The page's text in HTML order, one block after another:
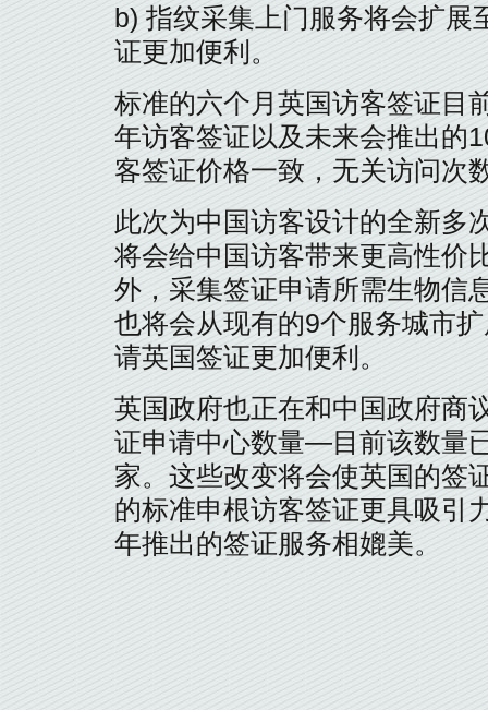
b) 指纹采集上门服务将会扩展
证更加便利。
标准的六个月英国访客签证目
年访客签证以及未来会推出的
客签证价格一致，无关访问次
此次为中国访客设计的全新多
将会给中国访客带来更高性价
外，采集签证申请所需生物信
也将会从现有的9个服务城市
请英国签证更加便利。
英国政府也正在和中国政府商
证申请中心数量—目前该数量
家。这些改变将会使英国的签
的标准申根访客签证更具吸引
年推出的签证服务相媲美。